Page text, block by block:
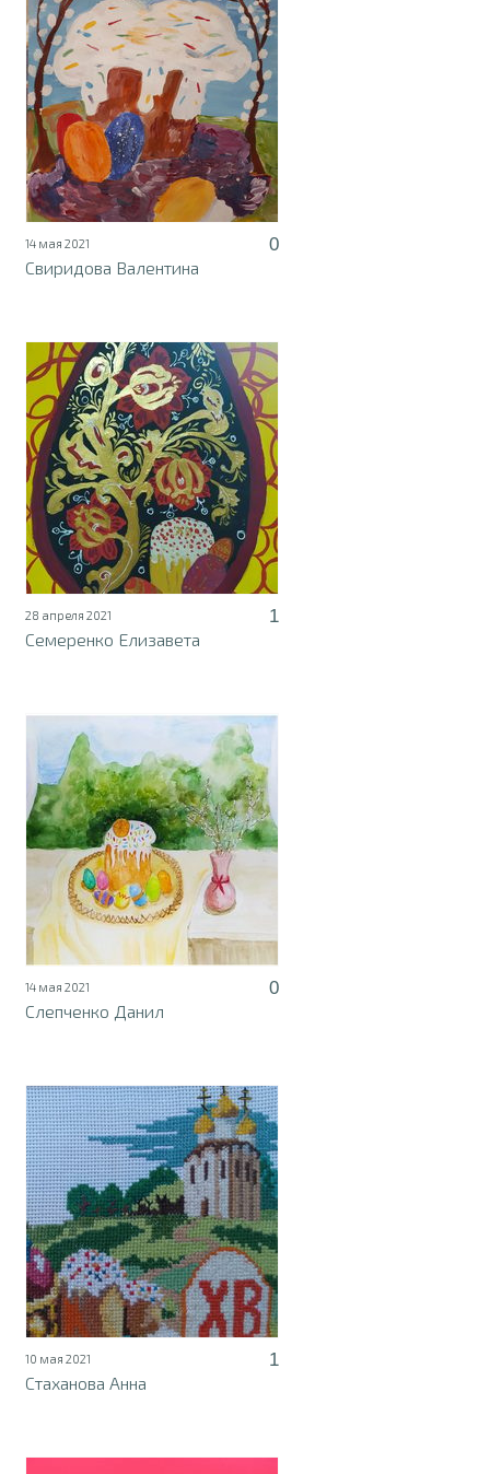
14 мая 2021
0
Свиридова Валентина
28 апреля 2021
1
Семеренко Елизавета
14 мая 2021
0
Слепченко Данил
10 мая 2021
1
Стаханова Анна